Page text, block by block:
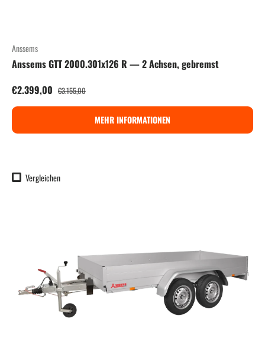
Anssems
Anssems GTT 2000.301x126 R — 2 Achsen, gebremst
Verkaufspreis
€2.399,00 Normaler Preis
€3.155,00
MEHR INFORMATIONEN
Vergleichen